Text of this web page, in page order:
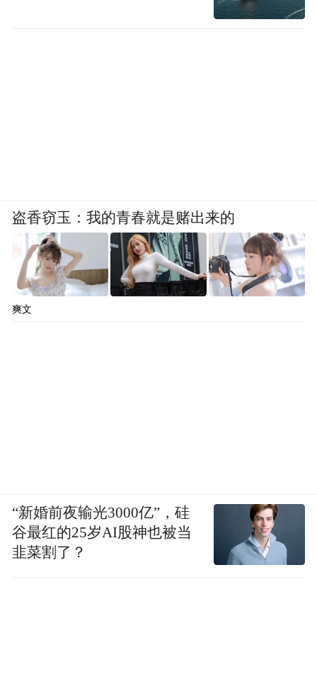
盗香窃玉：我的青春就是赌出来的
爽文
“新婚前夜输光3000亿”，硅
谷最红的25岁AI股神也被当
韭菜割了？